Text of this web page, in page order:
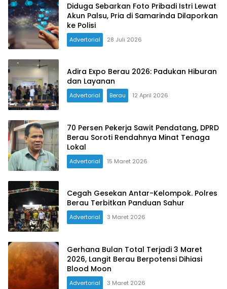
Diduga Sebarkan Foto Pribadi Istri Lewat
Akun Palsu, Pria di Samarinda Dilaporkan
ke Polisi
Advertorial 28 Juli 2026
Adira Expo Berau 2026: Padukan Hiburan
dan Layanan
Advertorial Berau 12 April 2026
70 Persen Pekerja Sawit Pendatang, DPRD
Berau Soroti Rendahnya Minat Tenaga
Lokal
Advertorial 15 Maret 2026
Cegah Gesekan Antar-Kelompok. Polres
Berau Terbitkan Panduan Sahur
Advertorial 3 Maret 2026
Gerhana Bulan Total Terjadi 3 Maret
2026, Langit Berau Berpotensi Dihiasi
Blood Moon
Advertorial 3 Maret 2026